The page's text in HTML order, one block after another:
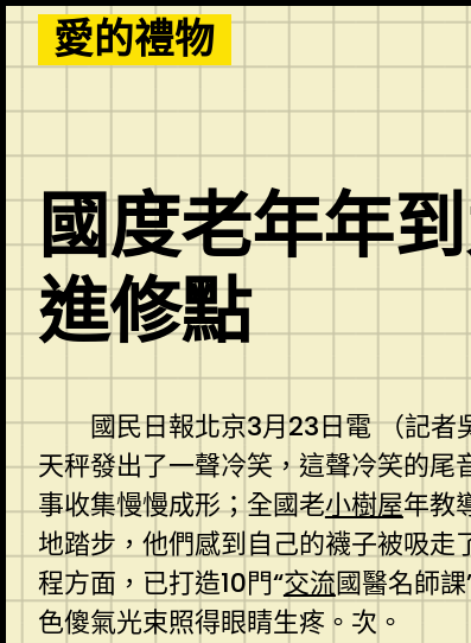
Skip
to
content
愛的禮物
國度老年年
進修點
國民日報北京3月23日電 （記者
天秤發出了一聲冷笑，這聲冷笑的尾
事收集慢慢成形；全國老小樹屋年教
地踏步，他們感到自己的襪子被吸走
程方面，已打造10門“交流國醫名師
色傻氣光束照得眼睛生疼。次。